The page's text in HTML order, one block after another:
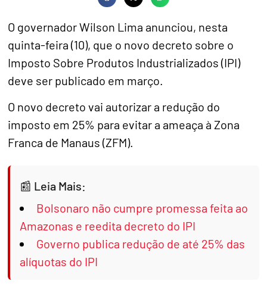
O governador Wilson Lima anunciou, nesta
quinta-feira (10), que o novo decreto sobre o
Imposto Sobre Produtos Industrializados (IPI)
deve ser publicado em março.
O novo decreto vai autorizar a redução do
imposto em 25% para evitar a ameaça à Zona
Franca de Manaus (ZFM).
Leia Mais:
Bolsonaro não cumpre promessa feita ao
Amazonas e reedita decreto do IPI
Governo publica redução de até 25% das
alíquotas do IPI